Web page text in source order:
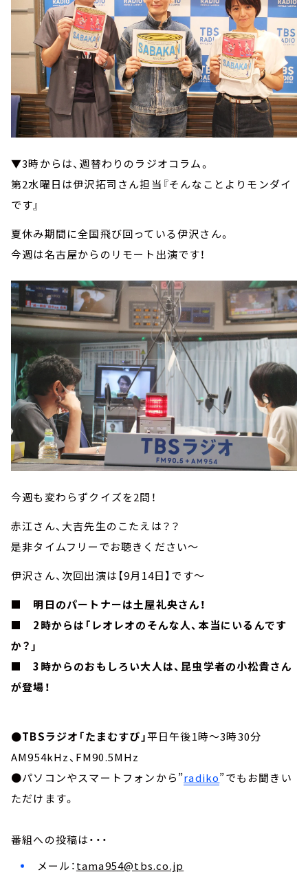
▼3時からは、週替わりのラジオコラム。
第2水曜日は伊沢拓司さん担当『そんなことよりモンダイ
です』
夏休み期間に全国飛び回っている伊沢さん。
今週は名古屋からのリモート出演です！
今週も変わらずクイズを2問！
赤江さん、大吉先生のこたえは？？
是非タイムフリーでお聴きください～
伊沢さん、次回出演は【9月14日】です～
■ 明日のパートナーは土屋礼央さん！
■ 2時からは「レオレオのそんな人、本当にいるんです
か？」
■ 3時からのおもしろい大人は、昆虫学者の小松貴さん
が登場！
●TBSラジオ「たまむすび」平日午後1時～3時30分
AM954kHz、FM90.5MHz
●パソコンやスマートフォンから”radiko”でもお聞きい
ただけます。
番組への投稿は・・・
メール：tama954@tbs.co.jp